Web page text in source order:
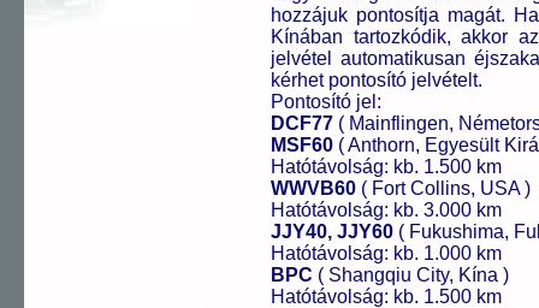
hozzájuk pontosítja magát.
Kínában tartozkódik, akkor
jelvétel automatikusan
kérhet pontosító jelvételt.
Pontosító jel:
DCF77 ( Mainflingen,
MSF60 ( Anthorn, Egyesült
Hatótávolság: kb. 1.500 km
WWVB60 ( Fort Collins, USA )
Hatótávolság: kb. 3.000 km
JJY40, JJY60 ( Fukushima,
Hatótávolság: kb. 1.000 km
BPC ( Shangqiu City, Kína )
Hatótávolság: kb. 1.500 km